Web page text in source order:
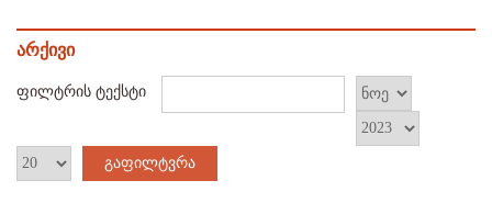
არქივი
ფილტრის ტექსტი
გაფილტვრა